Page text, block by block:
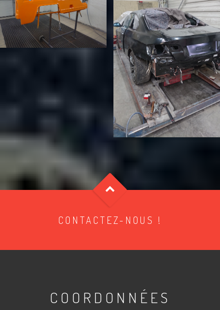
CONTACTEZ-NOUS !
COORDONNÉES